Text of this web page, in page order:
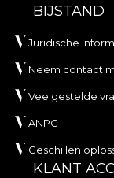
BIJSTAND
Juridische
Neem contact
Veelgestelde
ANPC
Geschillen
KLANT